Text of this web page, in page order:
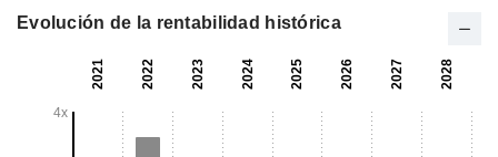
Evolución de la rentabilidad histórica